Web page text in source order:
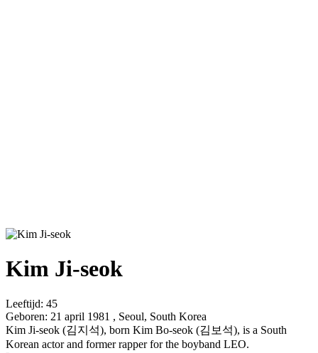
Kim Ji-seok
Leeftijd: 45
Geboren: 21 april 1981 , Seoul, South Korea
Kim Ji-seok (김지석), born Kim Bo-seok (김보석), is a South
Korean actor and former rapper for the boyband LEO.